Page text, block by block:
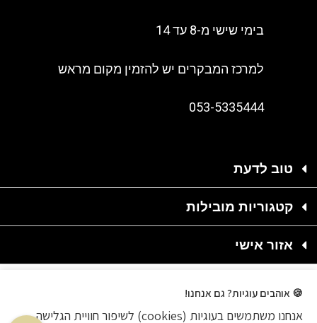
בימי שישי מ-8 עד 14
למרכז המבקרים יש להזמין מקום מראש
053-5335444
טוב לדעת
קטגוריות מובילות
אזור אישי
🍪 אוהבים עוגיות? גם אנחנו!
אנחנו משתמשים בעוגיות (cookies) לשיפור חוויית הגלישה